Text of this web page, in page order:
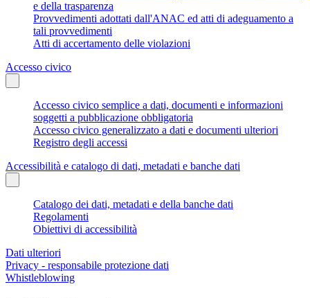
e della trasparenza
Provvedimenti adottati dall'ANAC ed atti di adeguamento a
tali provvedimenti
Atti di accertamento delle violazioni
Accesso civico
Accesso civico semplice a dati, documenti e informazioni
soggetti a pubblicazione obbligatoria
Accesso civico generalizzato a dati e documenti ulteriori
Registro degli accessi
Accessibilità e catalogo di dati, metadati e banche dati
Catalogo dei dati, metadati e della banche dati
Regolamenti
Obiettivi di accessibilità
Dati ulteriori
Privacy - responsabile protezione dati
Whistleblowing